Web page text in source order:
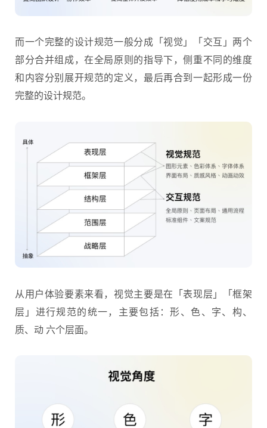
而一个完整的设计规范一般分成「视觉」「交互」两个
部分合并组成，在全局原则的指导下，侧重不同的维度
和内容分别展开规范的定义，最后再合到一起形成一份
完整的设计规范。
从用户体验要素来看，视觉主要是在「表现层」「框架
层」进行规范的统一，主要包括：形、色、字、构、
质、动 六个层面。